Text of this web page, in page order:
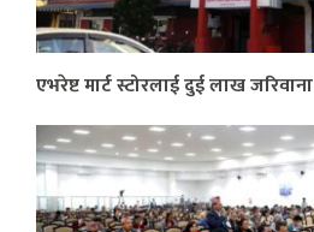
एभरेष्ट मार्ट स्टोरलाई दुई लाख जरिवाना